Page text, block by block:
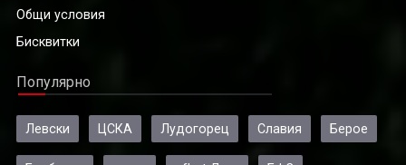
Общи условия
Бисквитки
Популярно
Левски ЦСКА Лудогорец Славия Берое